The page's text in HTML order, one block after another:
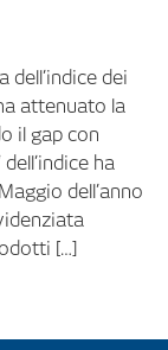
dell’indice dei
attenuato la
il gap con
ha
dell’anno
[…]